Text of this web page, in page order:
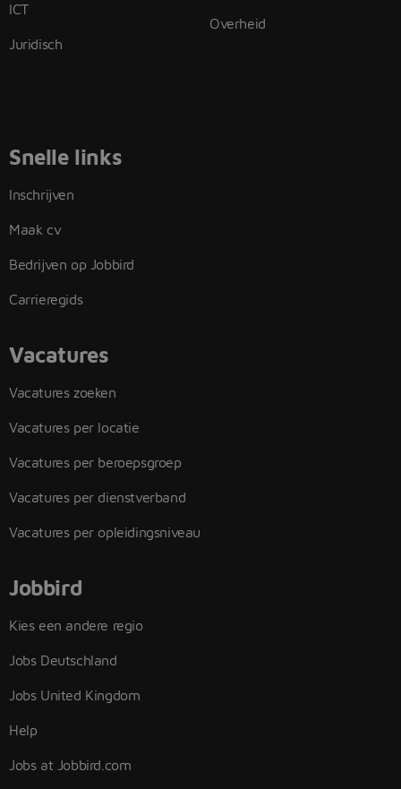
ICT
Juridisch
Overheid
Snelle links
Inschrijven
Maak cv
Bedrijven op Jobbird
Carrieregids
Vacatures
Vacatures zoeken
Vacatures per locatie
Vacatures per beroepsgroep
Vacatures per dienstverband
Vacatures per opleidingsniveau
Jobbird
Kies een andere regio
Jobs Deutschland
Jobs United Kingdom
Help
Jobs at Jobbird.com